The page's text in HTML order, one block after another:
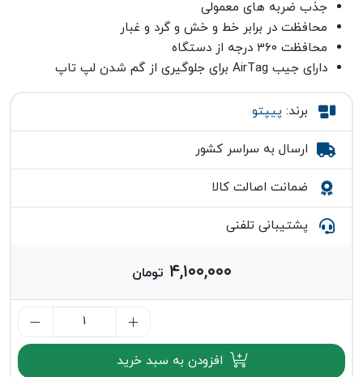
جذب ضربه های معمولی
محافظت در برابر خط و خش و گرد و غبار
محافظت ۳۶۰ درجه از دستگاه
دارای جیب AirTag برای جلوگیری از گم شدن لپ تاپ
برند: پیپتو
ارسال به سراسر کشور
ضمانت اصالت کالا
پشتیبانی تلفنی
۴,۱۰۰,۰۰۰ تومان
افزودن به سبد خرید